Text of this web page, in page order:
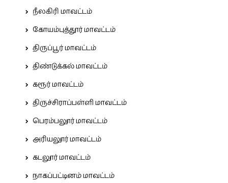
நீலகிரி மாவட்டம்
கோயம்புத்தூர் மாவட்டம்
திருப்பூர் மாவட்டம்
திண்டுக்கல் மாவட்டம்
கரூர் மாவட்டம்
திருச்சிராப்பள்ளி மாவட்டம்
பெரம்பலூர் மாவட்டம்
அரியலூர் மாவட்டம்
கடலூர் மாவட்டம்
நாகப்பட்டினம் மாவட்டம்